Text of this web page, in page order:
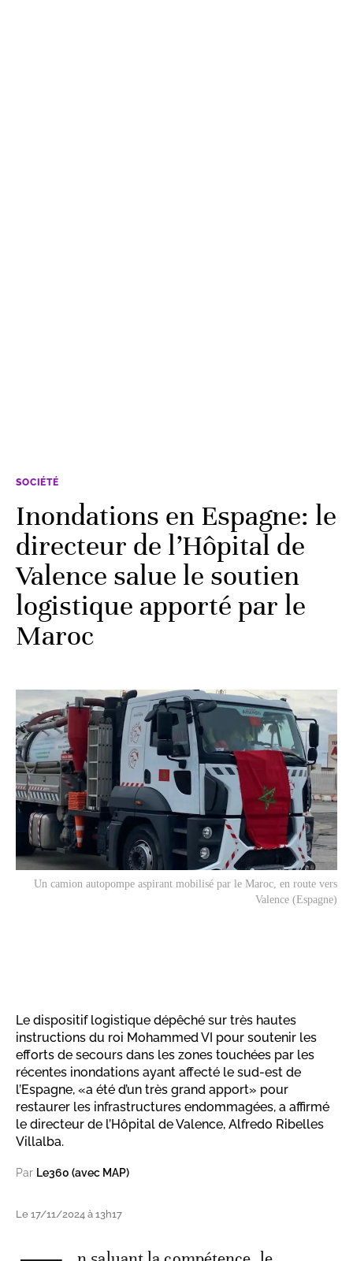
SOCIÉTÉ
Inondations en Espagne: le
directeur de l’Hôpital de
Valence salue le soutien
logistique apporté par le
Maroc
Un camion autopompe aspirant mobilisé par le Maroc, en route vers
Valence (Espagne)
Le dispositif logistique dépêché sur très hautes
instructions du roi Mohammed VI pour soutenir les
efforts de secours dans les zones touchées par les
récentes inondations ayant affecté le sud-est de
l’Espagne, «a été d’un très grand apport» pour
restaurer les infrastructures endommagées, a affirmé
le directeur de l’Hôpital de Valence, Alfredo Ribelles
Villalba.
Par Le360 (avec MAP)
Le 17/11/2024 à 13h17